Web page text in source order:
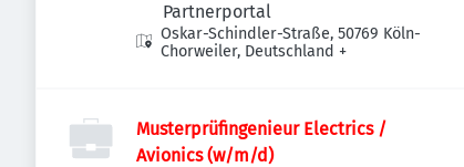
Partnerportal
Oskar-Schindler-Straße, 50769 Köln-
Chorweiler, Deutschland +
Musterprüfingenieur Electrics /
Avionics (w/m/d)